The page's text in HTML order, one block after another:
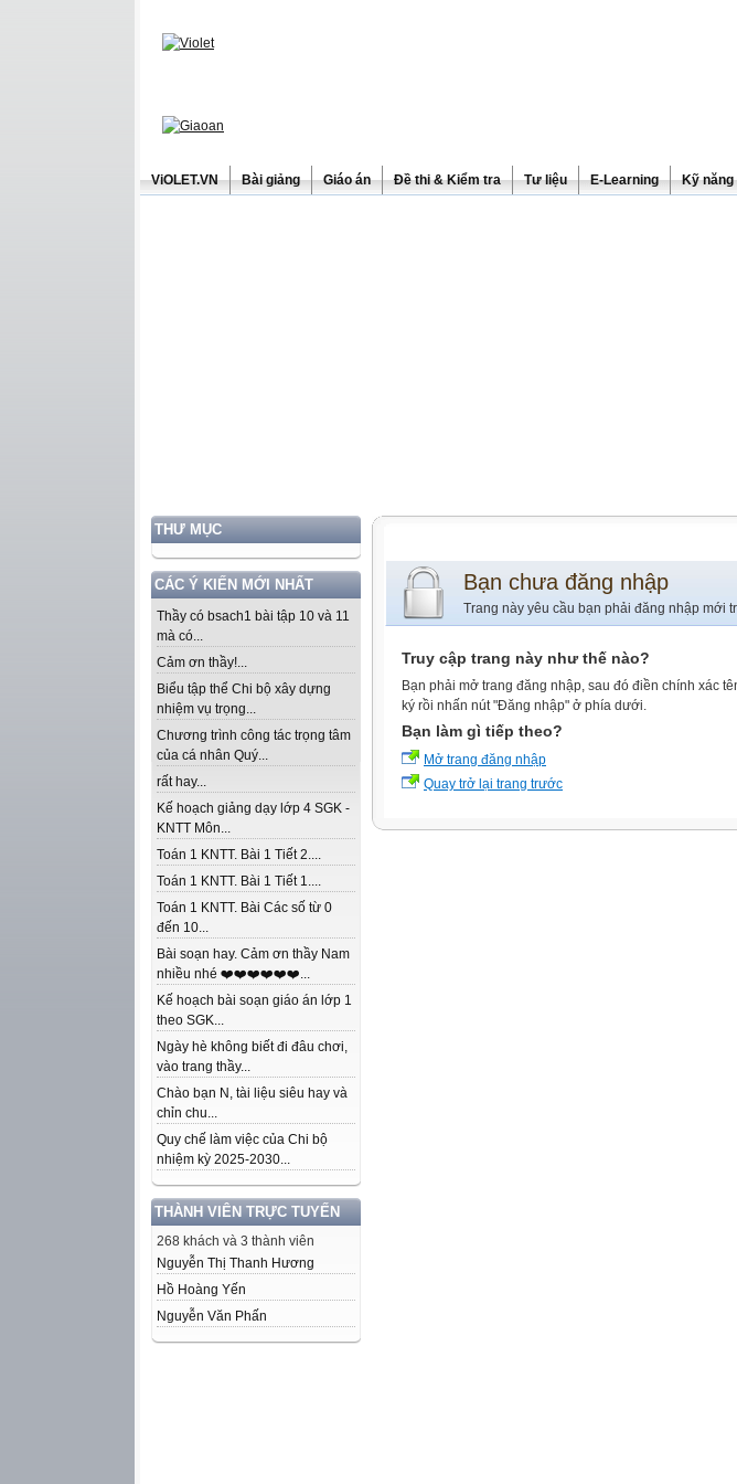
ViOLET.VN Bài giảng Giáo án Đề thi & Kiểm tra Tư liệu E-Learning Kỹ năng
THƯ MỤC
CÁC Ý KIẾN MỚI NHẤT
Thầy có bsach1 bài tập 10 và 11
mà có...
Cảm ơn thầy!...
Biểu tập thể Chi bộ xây dựng
nhiệm vụ trọng...
Chương trình công tác trọng tâm
của cá nhân Quý...
rất hay...
Kế hoạch giảng dạy lớp 4 SGK -
KNTT Môn...
Toán 1 KNTT. Bài 1 Tiết 2....
Toán 1 KNTT. Bài 1 Tiết 1....
Toán 1 KNTT. Bài Các số từ 0
đến 10...
Bài soạn hay. Cảm ơn thầy Nam
nhiều nhé ❤️❤️❤️❤️❤️❤️...
Kế hoạch bài soạn giáo án lớp 1
theo SGK...
Ngày hè không biết đi đâu chơi,
vào trang thầy...
Chào bạn N, tài liệu siêu hay và
chỉn chu...
Quy chế làm việc của Chi bộ
nhiệm kỳ 2025-2030...
THÀNH VIÊN TRỰC TUYẾN
268 khách và 3 thành viên
Nguyễn Thị Thanh Hương
Hồ Hoàng Yến
Nguyễn Văn Phấn
Bạn chưa đăng nhập
Trang này yêu cầu bạn phải đăng nhập mới
Truy cập trang này như thế nào?
Bạn phải mở trang đăng nhập, sau đó điền chính xác
ký rồi nhấn nút "Đăng nhập" ở phía dưới.
Bạn làm gì tiếp theo?
Mở trang đăng nhập
Quay trở lại trang trước